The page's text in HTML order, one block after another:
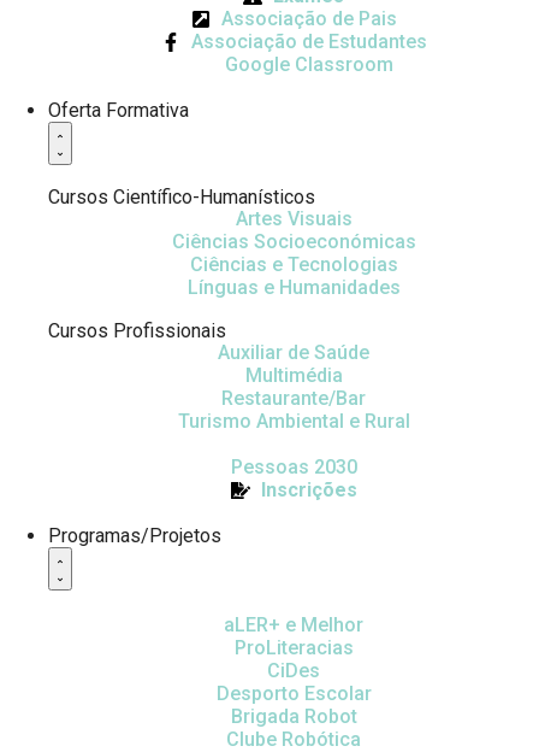
Associação de Pais
Associação de Estudantes
Google Classroom
Oferta Formativa
Cursos Científico-Humanísticos
Artes Visuais
Ciências Socioeconómicas
Ciências e Tecnologias
Línguas e Humanidades
Cursos Profissionais
Auxiliar de Saúde
Multimédia
Restaurante/Bar
Turismo Ambiental e Rural
Pessoas 2030
Inscrições
Programas/Projetos
aLER+ e Melhor
ProLiteracias
CiDes
Desporto Escolar
Brigada Robot
Clube Robótica